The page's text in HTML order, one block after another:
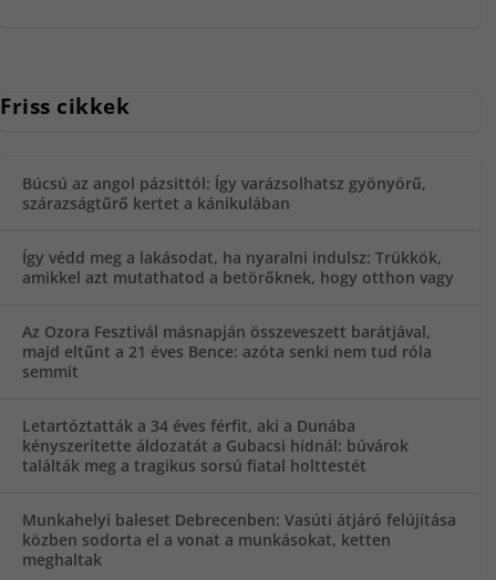
Friss cikkek
Búcsú az angol pázsittól: Így varázsolhatsz gyönyörű,
szárazságtűrő kertet a kánikulában
Így védd meg a lakásodat, ha nyaralni indulsz: Trükkök,
amikkel azt mutathatod a betörőknek, hogy otthon vagy
Az Ozora Fesztivál másnapján összeveszett barátjával,
majd eltűnt a 21 éves Bence: azóta senki nem tud róla
semmit
Letartóztatták a 34 éves férfit, aki a Dunába
kényszerítette áldozatát a Gubacsi hídnál: búvárok
találták meg a tragikus sorsú fiatal holttestét
Munkahelyi baleset Debrecenben: Vasúti átjáró felújítása
közben sodorta el a vonat a munkásokat, ketten
meghaltak